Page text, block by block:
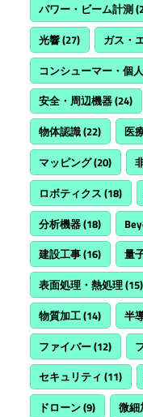
パワー・ビーム計測
光響(27) ガス・
コンシューマー・個
安全・周辺機器(24)
物体認識(22) 医
マッピング(20)
ロボティクス (18)
分析機器(18)
建設工事(16) 量
表面処理・熱処理(15)
物質加工(14) 半
ファイバー(12)
セキュリティ (11)
ドローン(9) 微細